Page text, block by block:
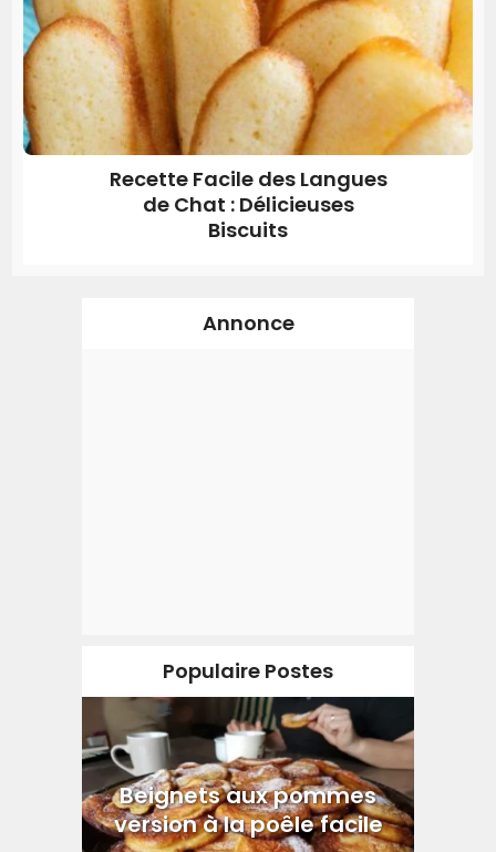
Recette Facile des Langues
de Chat : Délicieuses
Biscuits
Annonce
Populaire Postes
Beignets aux pommes
version à la poêle facile